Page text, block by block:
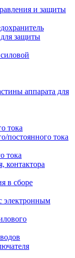
и защиты
защиты
аппарата для
тока
постоянного тока
тока
контактора
в сборе
электронным